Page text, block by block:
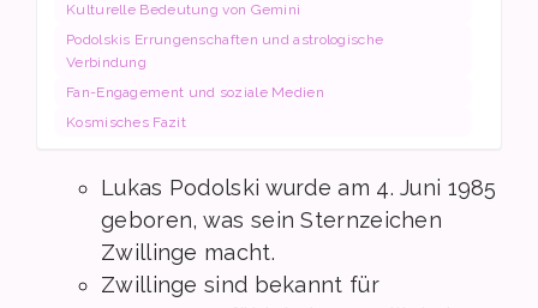
Kulturelle Bedeutung von Gemini
Podolskis Errungenschaften und astrologische
Verbindung
Fan-Engagement und soziale Medien
Kosmisches Fazit
Lukas Podolski wurde am 4. Juni 1985
geboren, was sein Sternzeichen
Zwillinge macht.
Zwillinge sind bekannt für